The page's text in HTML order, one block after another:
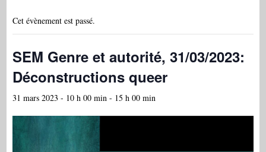
Cet évènement est passé.
SEM Genre et autorité, 31/03/2023:
Déconstructions queer
31 mars 2023 - 10 h 00 min - 15 h 00 min